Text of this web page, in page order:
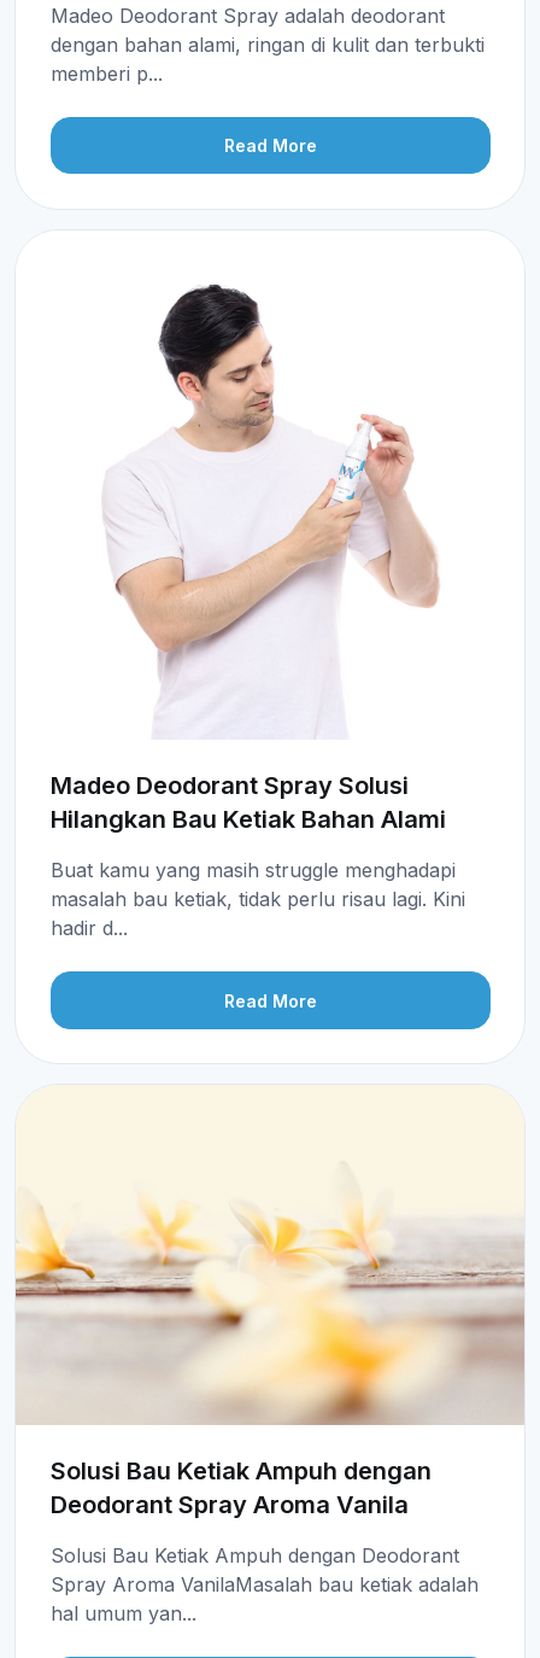
Madeo Deodorant Spray adalah deodorant
dengan bahan alami, ringan di kulit dan terbukti
memberi p...
Read More
Madeo Deodorant Spray Solusi
Hilangkan Bau Ketiak Bahan Alami
Buat kamu yang masih struggle menghadapi
masalah bau ketiak, tidak perlu risau lagi. Kini
hadir d...
Read More
Solusi Bau Ketiak Ampuh dengan
Deodorant Spray Aroma Vanila
Solusi Bau Ketiak Ampuh dengan Deodorant
Spray Aroma VanilaMasalah bau ketiak adalah
hal umum yan...